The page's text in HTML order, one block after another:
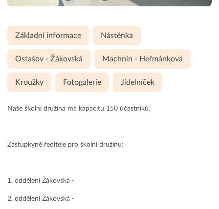
Základní informace Nástěnka
Ostašov - Žákovská Machnín - Heřmánková
Kroužky Fotogalerie Jídelníček
Naše školní družina má kapacitu 150 účastníků.
Zástupkyně ředitele pro školní družinu:
1. oddělení Žákovská -
2. oddělení Žákovská -